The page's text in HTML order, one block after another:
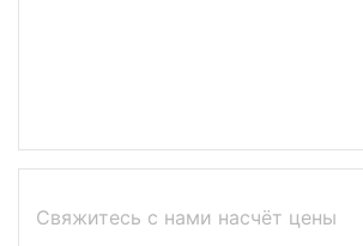
Свяжитесь с нами насчёт цены